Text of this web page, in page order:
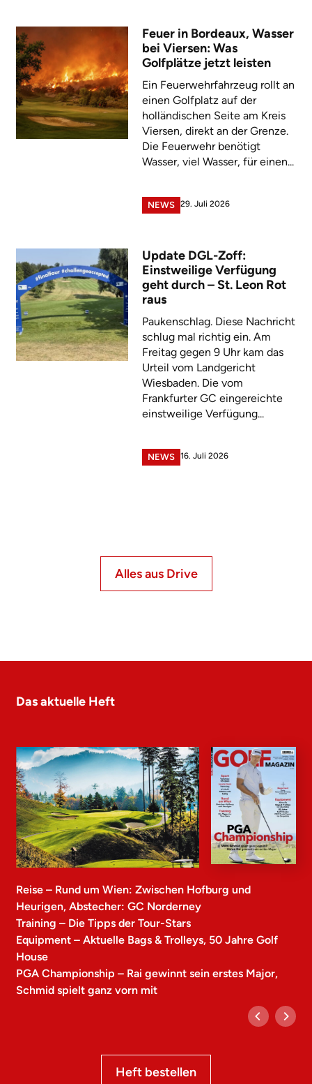
Feuer in Bordeaux, Wasser
bei Viersen: Was
Golfplätze jetzt leisten
Ein Feuerwehrfahrzeug rollt an
einen Golfplatz auf der
holländischen Seite am Kreis
Viersen, direkt an der Grenze.
Die Feuerwehr benötigt
Wasser, viel Wasser, für einen...
NEWS 29. Juli 2026
Update DGL-Zoff:
Einstweilige Verfügung
geht durch – St. Leon Rot
raus
Paukenschlag. Diese Nachricht
schlug mal richtig ein. Am
Freitag gegen 9 Uhr kam das
Urteil vom Landgericht
Wiesbaden. Die vom
Frankfurter GC eingereichte
einstweilige Verfügung...
NEWS 16. Juli 2026
Alles aus Drive
Das aktuelle Heft
Reise – Rund um Wien: Zwischen Hofburg und
Heurigen, Abstecher: GC Norderney
Training – Die Tipps der Tour-Stars
Equipment – Aktuelle Bags & Trolleys, 50 Jahre Golf
House
PGA Championship – Rai gewinnt sein erstes Major,
Schmid spielt ganz vorn mit
Heft bestellen